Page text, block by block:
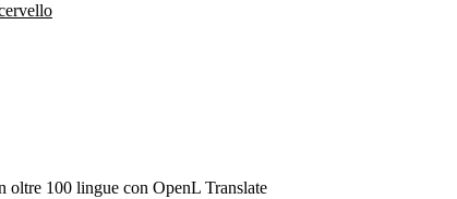
oltre 100 lingue con OpenL Translate